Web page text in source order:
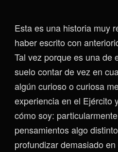
Esta es una historia muy
haber escrito con
Tal vez porque es una de
suelo contar de vez en
algún curioso o curiosa
experiencia en el Ejército
cómo soy:
pensamientos algo
profundizar demasiado